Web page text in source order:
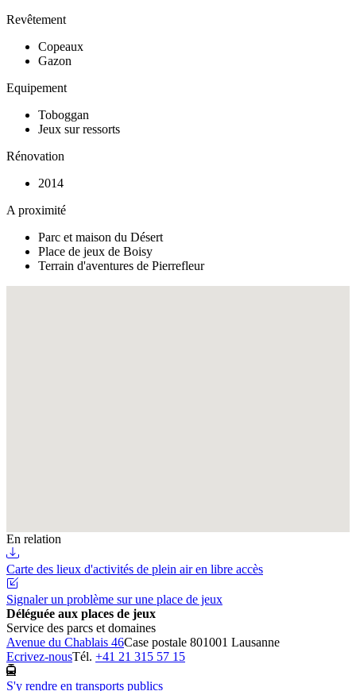
Revêtement
Copeaux
Gazon
Equipement
Toboggan
Jeux sur ressorts
Rénovation
2014
A proximité
Parc et maison du Désert
Place de jeux de Boisy
Terrain d'aventures de Pierrefleur
En relation
Carte des lieux d'activités de plein air en libre accès
Signaler un problème sur une place de jeux
Déléguée aux places de jeux
Service des parcs et domaines
Avenue du Chablais 46Case postale 801001 Lausanne
Ecrivez-nousTél. +41 21 315 57 15
S'y rendre en transports publics